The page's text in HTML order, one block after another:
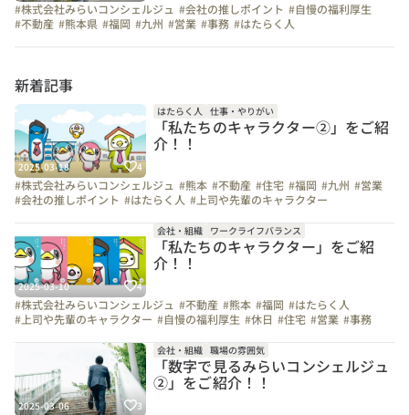
#株式会社みらいコンシェルジュ #会社の推しポイント #自慢の福利厚生
#不動産 #熊本県 #福岡 #九州 #営業 #事務 #はたらく人
#社員紹介 #面接担当の素顔
新着記事
2025-03-18 4
はたらく人 仕事・やりがい
「私たちのキャラクター②」をご紹
介！！
#株式会社みらいコンシェルジュ #熊本 #不動産 #住宅 #福岡 #九州 #営業
#会社の推しポイント #はたらく人 #上司や先輩のキャラクター
#1日の流れ #写真で伝える会社の雰囲気 #休日 #社員紹介 #事務
2025-03-10 4
会社・組織 ワークライフバランス
「私たちのキャラクター」をご紹
介！！
#株式会社みらいコンシェルジュ #不動産 #熊本 #福岡 #はたらく人
#上司や先輩のキャラクター #自慢の福利厚生 #休日 #住宅 #営業 #事務
#九州
2025-03-06 3
会社・組織 職場の雰囲気
「数字で見るみらいコンシェルジュ
②」をご紹介！！